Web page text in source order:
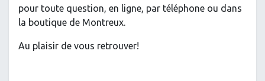
pour toute question, en ligne, par téléphone ou dans
la boutique de Montreux.
Au plaisir de vous retrouver!